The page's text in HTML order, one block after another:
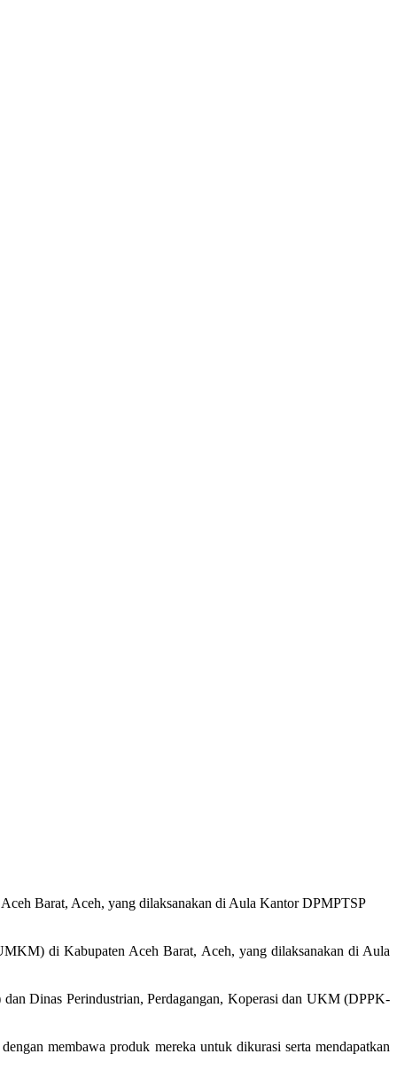
Barat, Aceh, yang dilaksanakan di Aula Kantor DPMPTSP
di Kabupaten Aceh Barat, Aceh, yang dilaksanakan di Aula
Dinas Perindustrian, Perdagangan, Koperasi dan UKM (DPPK-
membawa produk mereka untuk dikurasi serta mendapatkan